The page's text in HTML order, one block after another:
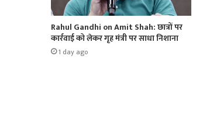
Rahul Gandhi on Amit Shah: छात्रों पर
कार्रवाई को लेकर गृह मंत्री पर साधा निशाना
1 day ago